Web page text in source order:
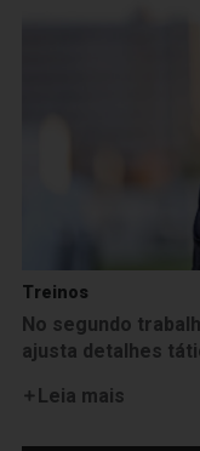
Treinos
No segundo
ajusta detalhes
Leia mais